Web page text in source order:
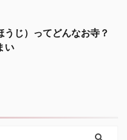
うじ）ってどんなお寺？
い